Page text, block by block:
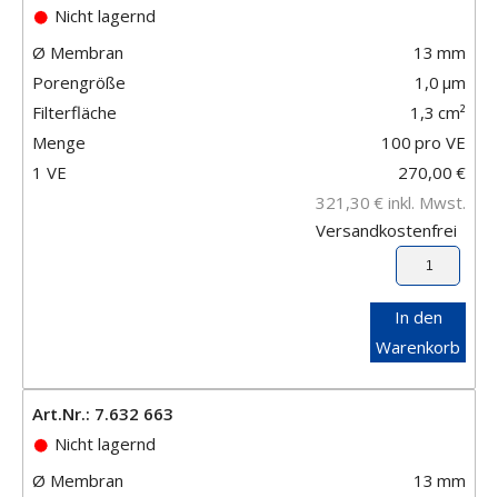
Nicht lagernd
Ø Membran
13 mm
Porengröße
1,0 μm
Filterfläche
1,3 cm²
Menge
100 pro VE
1 VE
270,00 €
321,30 € inkl. Mwst.
Versandkostenfrei
In den
Warenkorb
Art.Nr.: 7.632 663
Nicht lagernd
Ø Membran
13 mm